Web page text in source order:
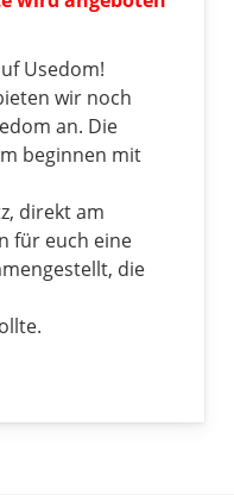
Usedom!
wir noch
an. Die
beginnen mit
direkt am
für euch eine
die